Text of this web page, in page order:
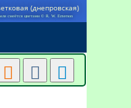
(днепровская)
смеётся цветами © R. W. Emerson
  